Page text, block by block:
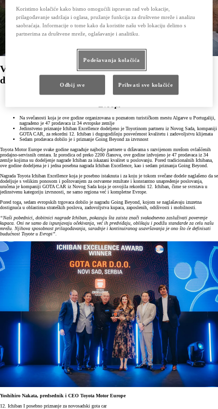
Veliko priznanje za novosadski GOTA CAR na
dodeli nagrada Ichiban
koje Toyota tradicionalno dodeljuje najuspešnijim partnerima u
Na svečanosti koja je ove godine organizovana u poznatom turističkom mestu Algarve u Portugaliji,
nagrađeno je 47 prodavaca iz 34 evropske zemlje
Jedinstveno priznanje Ichiban Excellence dodeljeno je Toyotinom partneru iz Novog Sada, kompaniji
GOTA CAR, za rekordni 12. Ichiban i dugogodišnju posvećenost kvalitetu i zadovoljstvu klijenata
Sedam prodavaca dobilo je i priznanje Going Beyond za izvrsnost
Toyota Motor Europe svake godine nagrađuje najbolje partnere u državama s razvijenom mrežom ovlašćenih
prodajno-servisnih centara. Iz porodica od preko 2200 članova, ove godine izdvojeno je 47 prodavaca iz 34
zemlje kojima su dodeljenje nagrade Ichiban za iskazani kvalitet u poslovanju. Pored tradicionalnih Ichibana,
ove godine dodeljena je i jedna posebna nagrada Ichiban Excellence, kao i sedam priznanja Going Beyond.
Nagrada Toyota Ichiban Excellence koja je posebno istaknuta i za koju je tokom svečane dodele naglašeno da se
dodeljuje s velikim ponosom i poštovanjem za ostvarene rezultate i konstantno unapređenje poslovanja,
uručena je kompaniji GOTA CAR iz Novog Sada koja je osvojila rekordni 12. Ichiban, čime se svrstava u
jedinstvenu kategoriju izvrsnosti, ne samo regiona već i kompletne Evrope.
Pored toga, sedam evropskih trgovaca dobilo je nagradu Going Beyond, kojom se naglašavaju izuzetna
dostignuća u oblastima strateških poslova, zadovoljstva kupaca, zaposlenih, održivosti i mobilnosti.
“Naši pobednici, dobitnici nagrade Ichiban, pokazuju šta zaista znači svakodnevno zasluživati poverenje
kupaca. Oni ne samo da ispunjavaju očekivanja, već ih predviđaju, oblikuju i podižu standarde za celu našu
mrežu. Njihova sposobnost prilagođavanja, saradnje i kontinuiranog usavršavanja je ono što će definisati
budućnost Toyote u Evropi”.
Yoshihiro Nakata, predsednik i CEO Toyota Motor Europe
12. Ichiban I posebno priznanje za novosadski gota car
Koristimo kolačiće kako bismo omogućili ispravan rad veb lokacije,
prilagođavanje sadržaja i oglasa, pružanje funkcija za društvene mreže i analizu
saobraćaja. Informacije o tome kako da koristite našu veb lokaciju delimo s
partnerima za društvene mreže, oglašavanje i analitiku.
Podešavanja kolačića
Odbij sve Prihvati sve kolačiće